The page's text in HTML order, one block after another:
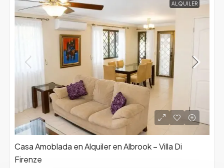
ALQUILER
Casa Amoblada en Alquiler en Albrook – Villa Di
Firenze